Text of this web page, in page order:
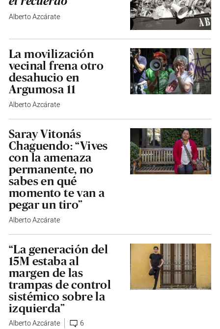
Alberto Azcárate
La movilización
vecinal frena otro
desahucio en
Argumosa 11
Alberto Azcárate
Saray Vitonás
Chaguendo: “Vives
con la amenaza
permanente, no
sabes en qué
momento te van a
pegar un tiro”
Alberto Azcárate
“La generación del
15M estaba al
margen de las
trampas de control
sistémico sobre la
izquierda”
Alberto Azcárate 6